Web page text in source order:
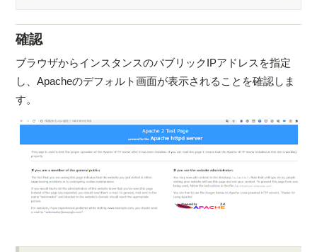
確認
ブラウザからインスタンスのパブリックIPアドレスを指定
し、Apacheのデフォルト画面が表示されることを確認しま
す。